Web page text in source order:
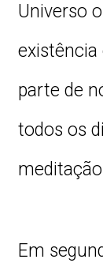
Universo
existência
parte de
todos os
Em